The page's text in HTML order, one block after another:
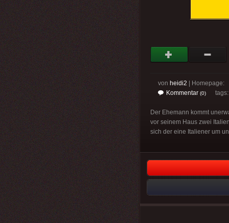
von heidi2 | Homepage:
Kommentar (0)
Der Ehemann kommt
vor seinem Haus zwei
sich der eine Italiener um